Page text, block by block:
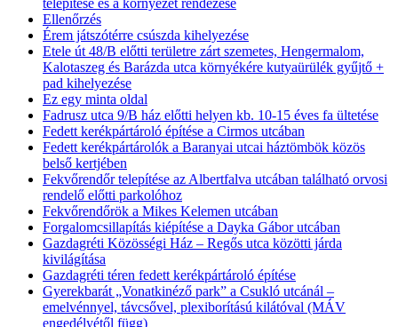
telepítése és a környezet rendezése
Ellenőrzés
Érem játszótérre csúszda kihelyezése
Etele út 48/B előtti területre zárt szemetes, Hengermalom,
Kalotaszeg és Barázda utca környékére kutyaürülék gyűjtő +
pad kihelyezése
Ez egy minta oldal
Fadrusz utca 9/B ház előtti helyen kb. 10-15 éves fa ültetése
Fedett kerékpártároló építése a Cirmos utcában
Fedett kerékpártárolók a Baranyai utcai háztömbök közös
belső kertjében
Fekvőrendőr telepítése az Albertfalva utcában található orvosi
rendelő előtti parkolóhoz
Fekvőrendőrök a Mikes Kelemen utcában
Forgalomcsillapítás kiépítése a Dayka Gábor utcában
Gazdagréti Közösségi Ház – Regős utca közötti járda
kivilágítása
Gazdagréti téren fedett kerékpártároló építése
Gyerekbarát „Vonatkinéző park” a Csukló utcánál –
emelvénnyel, távcsővel, plexiborítású kilátóval (MÁV
engedélyétől függ)